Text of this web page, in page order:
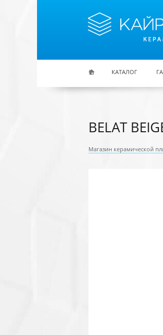
КАТАЛОГ
BELAT
Магазин керамической